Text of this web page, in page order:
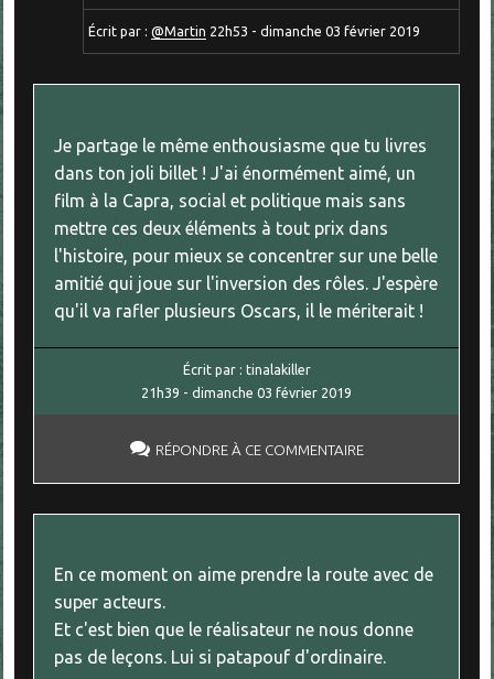
Écrit par :@Martin 22h53 -dimanche 03 février 2019
Je partage le même enthousiasme que tu livres
dans ton joli billet ! J'ai énormément aimé, un
film à la Capra, social et politique mais sans
mettre ces deux éléments à tout prix dans
l'histoire, pour mieux se concentrer sur une belle
amitié qui joue sur l'inversion des rôles. J'espère
qu'il va rafler plusieurs Oscars, il le mériterait !
Écrit par : tinalakiller
21h39 -dimanche 03 février 2019
RÉPONDRE À CE COMMENTAIRE
En ce moment on aime prendre la route avec de
super acteurs.
Et c'est bien que le réalisateur ne nous donne
pas de leçons. Lui si patapouf d'ordinaire.